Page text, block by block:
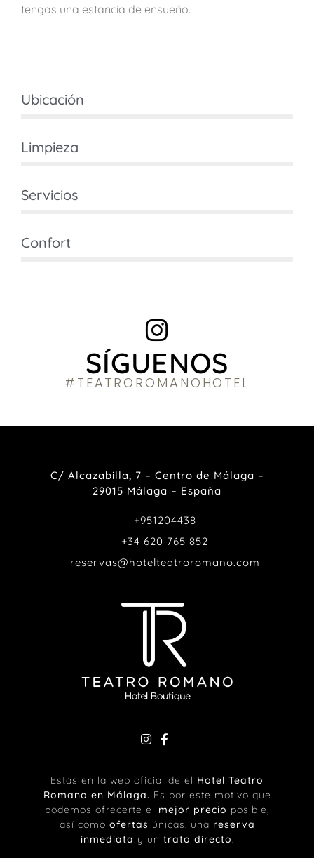
tengas una estancia de ensueño.
Ubicación
Limpieza
Servicios
Confort
SÍGUENOS
#TEATROROMANOHOTEL
C/ Alcazabilla, 7 – Centro de Málaga –
29015 Málaga – España
+951204438
+34 620 765 852
reservas@hotelteatroromano.com
Estás en la web oficial de el Hotel Teatro
Romano en Málaga. Es por este motivo que
podemos ofrecerte el mejor precio posible,
así como ofertas únicas, una reserva
inmediata y un trato directo.